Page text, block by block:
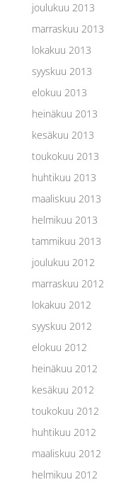
joulukuu 2013
marraskuu 2013
lokakuu 2013
syyskuu 2013
elokuu 2013
heinäkuu 2013
kesäkuu 2013
toukokuu 2013
huhtikuu 2013
maaliskuu 2013
helmikuu 2013
tammikuu 2013
joulukuu 2012
marraskuu 2012
lokakuu 2012
syyskuu 2012
elokuu 2012
heinäkuu 2012
kesäkuu 2012
toukokuu 2012
huhtikuu 2012
maaliskuu 2012
helmikuu 2012